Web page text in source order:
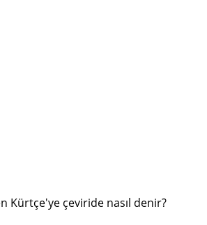
Kürtçe'ye çeviride nasıl denir?